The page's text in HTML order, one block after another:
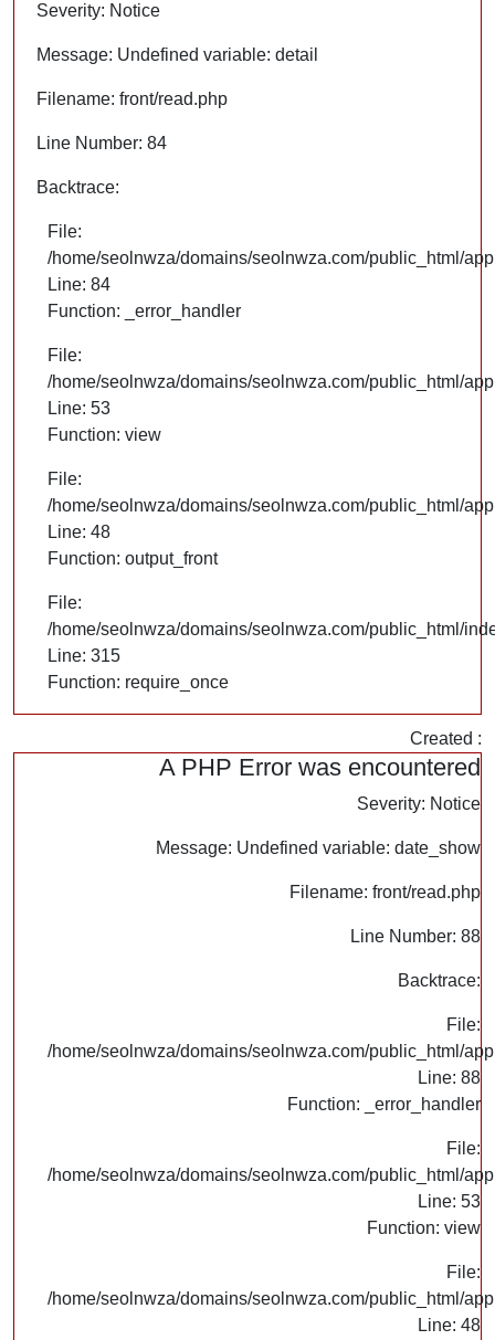
Severity: Notice
Message: Undefined variable: detail
Filename: front/read.php
Line Number: 84
Backtrace:
File:
/home/seolnwza/domains/seolnwza.com/public_html/
Line: 84
Function: _error_handler
File:
/home/seolnwza/domains/seolnwza.com/public_html/
Line: 53
Function: view
File:
/home/seolnwza/domains/seolnwza.com/public_html/
Line: 48
Function: output_front
File:
/home/seolnwza/domains/seolnwza.com/public_html/
Line: 315
Function: require_once
Created :
A PHP Error was encountered
Severity: Notice
Message: Undefined variable: date_show
Filename: front/read.php
Line Number: 88
Backtrace:
File:
/home/seolnwza/domains/seolnwza.com/public_html/
Line: 88
Function: _error_handler
File:
/home/seolnwza/domains/seolnwza.com/public_html/
Line: 53
Function: view
File:
/home/seolnwza/domains/seolnwza.com/public_html/
Line: 48